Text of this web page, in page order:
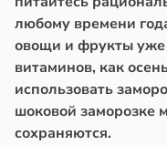
любому времени
овощи и фрукты уже
витаминов, как
использовать
шоковой заморозке
сохраняются.